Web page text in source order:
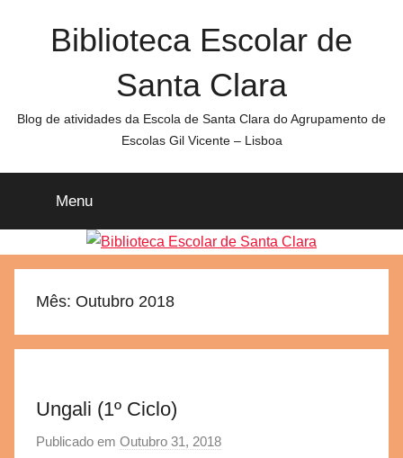
Biblioteca Escolar de
Santa Clara
Blog de atividades da Escola de Santa Clara do Agrupamento de
Escolas Gil Vicente – Lisboa
Menu
Mês: Outubro 2018
Ungali (1º Ciclo)
Publicado em Outubro 31, 2018